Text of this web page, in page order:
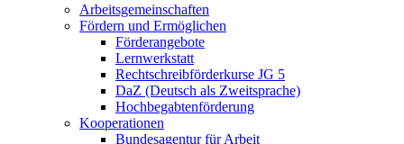
Arbeitsgemeinschaften
Fördern und Ermöglichen
Förderangebote
Lernwerkstatt
Rechtschreibförderkurse JG 5
DaZ (Deutsch als Zweitsprache)
Hochbegabtenförderung
Kooperationen
Bundesagentur für Arbeit